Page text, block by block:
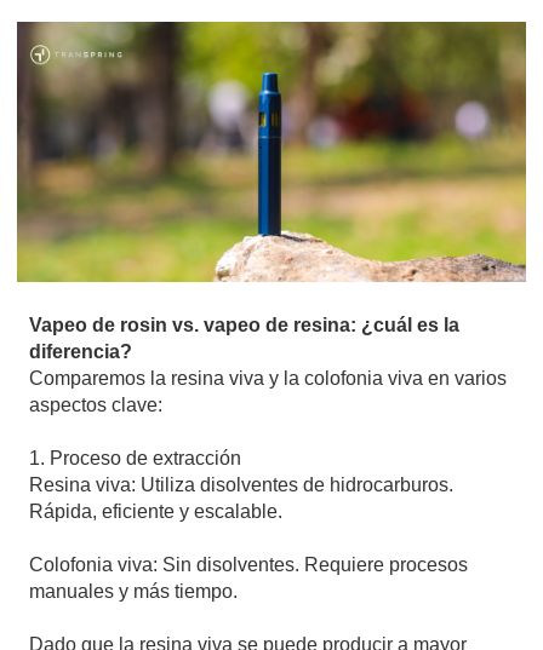
Vapeo de rosin vs. vapeo de resina: ¿cuál es la
diferencia?
Comparemos la resina viva y la colofonia viva en varios
aspectos clave:
1. Proceso de extracción
Resina viva: Utiliza disolventes de hidrocarburos.
Rápida, eficiente y escalable.
Colofonia viva: Sin disolventes. Requiere procesos
manuales y más tiempo.
Dado que la resina viva se puede producir a mayor